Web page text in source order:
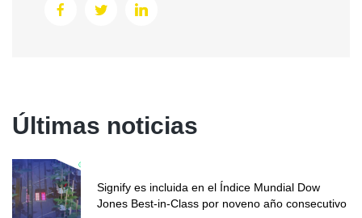
Últimas noticias
Signify es incluida en el Índice Mundial Dow
Jones Best-in-Class por noveno año consecutivo